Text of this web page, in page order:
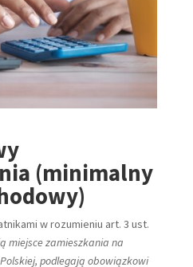
(minimalny
w rozumieniu art. 3 ust.
miejsce zamieszkania na
podlegają obowiązkowi